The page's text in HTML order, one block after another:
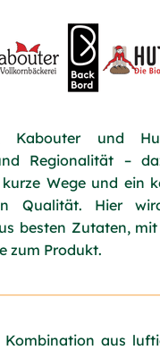
Kabouter und
Regionalität –
Wege und ein
Qualität. Hier
besten Zutaten,
zum Produkt.
Kombination aus